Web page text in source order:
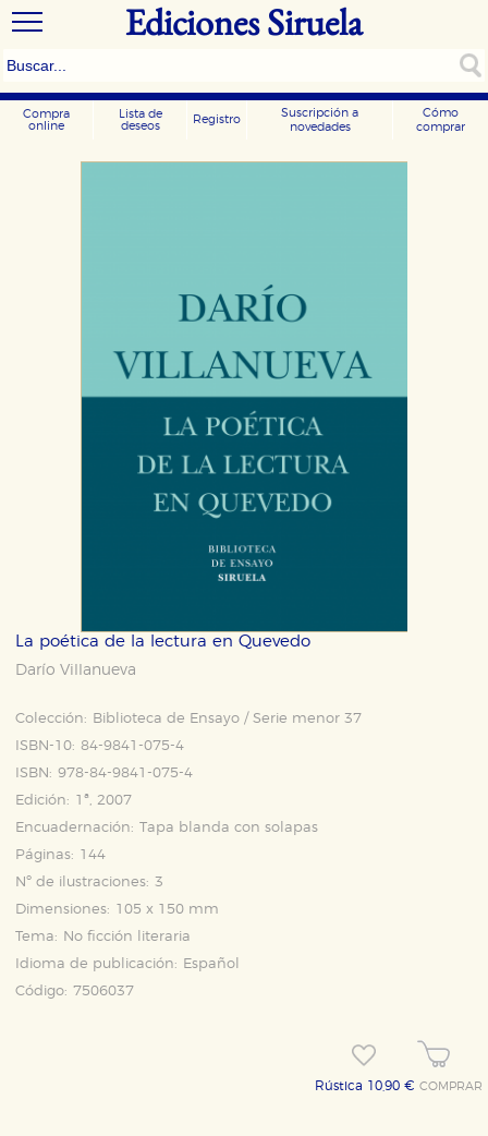
Ediciones Siruela
Compra
online
Lista de
deseos
Registro
Suscripción a
novedades
Cómo
comprar
La poética de la lectura en Quevedo
Darío Villanueva
Colección:
Biblioteca de Ensayo / Serie menor 37
ISBN-10: 84-9841-075-4
ISBN: 978-84-9841-075-4
Edición: 1ª, 2007
Encuadernación: Tapa blanda con solapas
Páginas: 144
Nº de ilustraciones: 3
Dimensiones: 105 x 150 mm
Tema:
No ficción literaria
Idioma de publicación:
Español
Código: 7506037
Rústica 10,90 €COMPRAR